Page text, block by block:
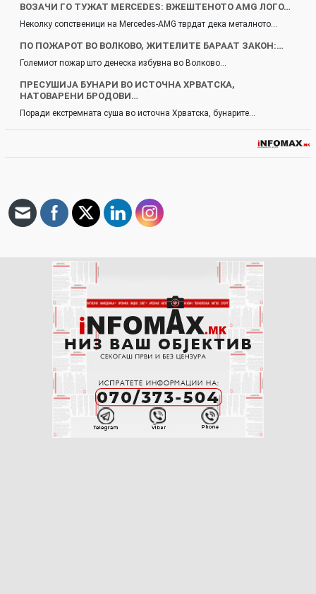
ВОЗАЧИ ГО ТУЖАТ MERCEDES: ВЖЕШТЕНОТО AMG ЛОГО…
Неколку сопственици на Mercedes-AMG тврдат дека металното…
ПО ПОЖАРОТ ВО ВОЛКОВО, ЖИТЕЛИТЕ БАРААТ ЗАКОН:…
Големиот пожар што денеска избувна во Волково…
ПРЕСУШИЈА БУНАРИ ВО ИСТОЧНА ХРВАТСКА,
НАТОВАРЕНИ БРОДОВИ…
Поради екстремната суша во источна Хрватска, бунарите…